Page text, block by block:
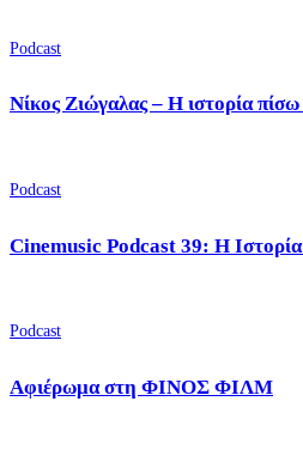
Podcast
Νίκος Ζιώγαλας – Η ιστορία
Podcast
Cinemusic Podcast 39: Η
Podcast
Αφιέρωμα στη ΦΙΝΟΣ ΦΙΛΜ